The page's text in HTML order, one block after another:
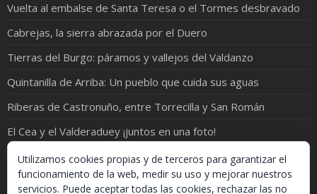
Vuelta al embalse de Santa Teresa o el Tormes desbravado
Cabrejas, la sierra abrazada por el Duero
Tierras del Burgo: páramos y vallejos del Valdanzo
Quintanilla de Arriba: Un pueblo que cuida sus aguas
Riberas de Castronuño, entre Torrecilla y San Román
El Cea y el Valderaduey ¡juntos en una foto!
El Gromejón, las viñas y algo de historia (I)
Utilizamos cookies propias y de terceros para garantizar el
funcionamiento de la web, medir su uso y mejorar nuestros
servicios. Puede aceptar todas las cookies, rechazar las no